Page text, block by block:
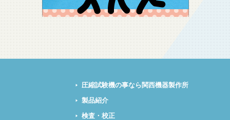
圧縮試験機の事なら関西機器製作所
製品紹介
検査・校正